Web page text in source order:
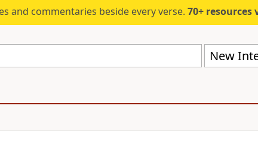
and commentaries beside every verse. 70+ resources
New